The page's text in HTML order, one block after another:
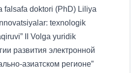
falsafa doktori (PhD) Liliya
texnologik
II Volga yuridik
развития электронной
азиатском регионе”